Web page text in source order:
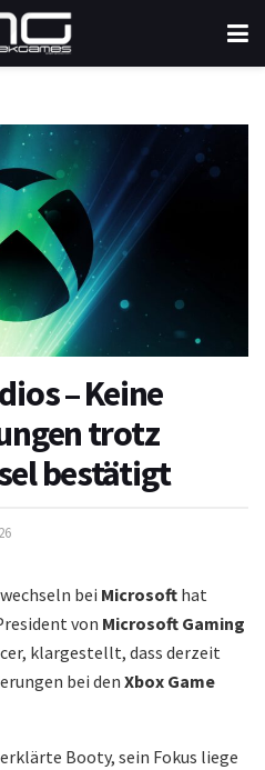
– Keine
trotz
bestätigt
bei Microsoft hat
von Microsoft Gaming
klargestellt, dass derzeit
bei den Xbox Game
Booty, sein Fokus liege